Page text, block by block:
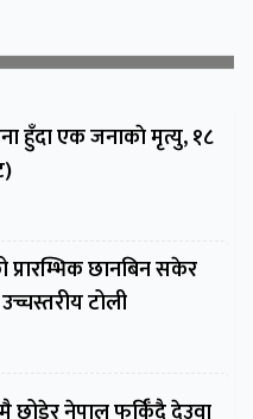
हुँदा एक जनाकाे मृत्यु, १८
छानबिन सकेर
टोली